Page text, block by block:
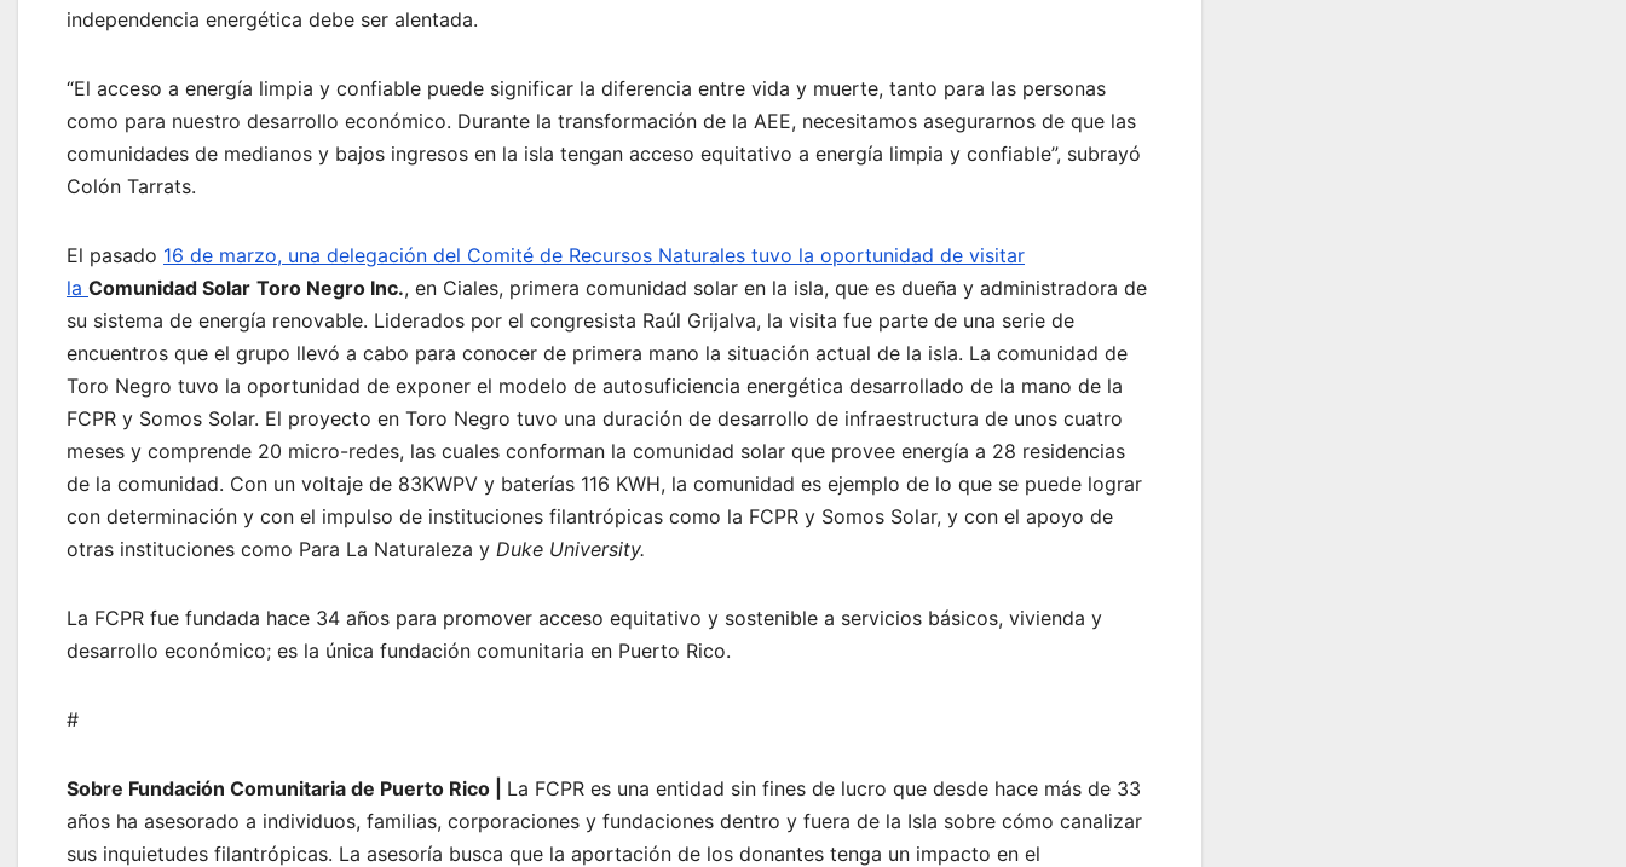
independencia energética debe ser alentada.
“El acceso a energía limpia y confiable puede significar la diferencia entre vida y muerte, tanto para las personas
como para nuestro desarrollo económico. Durante la transformación de la AEE, necesitamos asegurarnos de que las
comunidades de medianos y bajos ingresos en la isla tengan acceso equitativo a energía limpia y confiable”, subrayó
Colón Tarrats.
El pasado 16 de marzo, una delegación del Comité de Recursos Naturales tuvo la oportunidad de visitar
la Comunidad Solar Toro Negro Inc., en Ciales, primera comunidad solar en la isla, que es dueña y administradora de
su sistema de energía renovable. Liderados por el congresista Raúl Grijalva, la visita fue parte de una serie de
encuentros que el grupo llevó a cabo para conocer de primera mano la situación actual de la isla. La comunidad de
Toro Negro tuvo la oportunidad de exponer el modelo de autosuficiencia energética desarrollado de la mano de la
FCPR y Somos Solar. El proyecto en Toro Negro tuvo una duración de desarrollo de infraestructura de unos cuatro
meses y comprende 20 micro-redes, las cuales conforman la comunidad solar que provee energía a 28 residencias
de la comunidad. Con un voltaje de 83KWPV y baterías 116 KWH, la comunidad es ejemplo de lo que se puede lograr
con determinación y con el impulso de instituciones filantrópicas como la FCPR y Somos Solar, y con el apoyo de
otras instituciones como Para La Naturaleza y Duke University.
La FCPR fue fundada hace 34 años para promover acceso equitativo y sostenible a servicios básicos, vivienda y
desarrollo económico; es la única fundación comunitaria en Puerto Rico.
#
Sobre Fundación Comunitaria de Puerto Rico | La FCPR es una entidad sin fines de lucro que desde hace más de 33
años ha asesorado a individuos, familias, corporaciones y fundaciones dentro y fuera de la Isla sobre cómo canalizar
sus inquietudes filantrópicas. La asesoría busca que la aportación de los donantes tenga un impacto en el